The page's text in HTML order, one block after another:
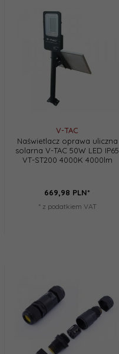
V-TAC
Naświetlacz oprawa uliczna
solarna V-TAC 50W LED IP65
VT-ST200 4000K 4000lm
669,98 PLN*
* z podatkiem VAT